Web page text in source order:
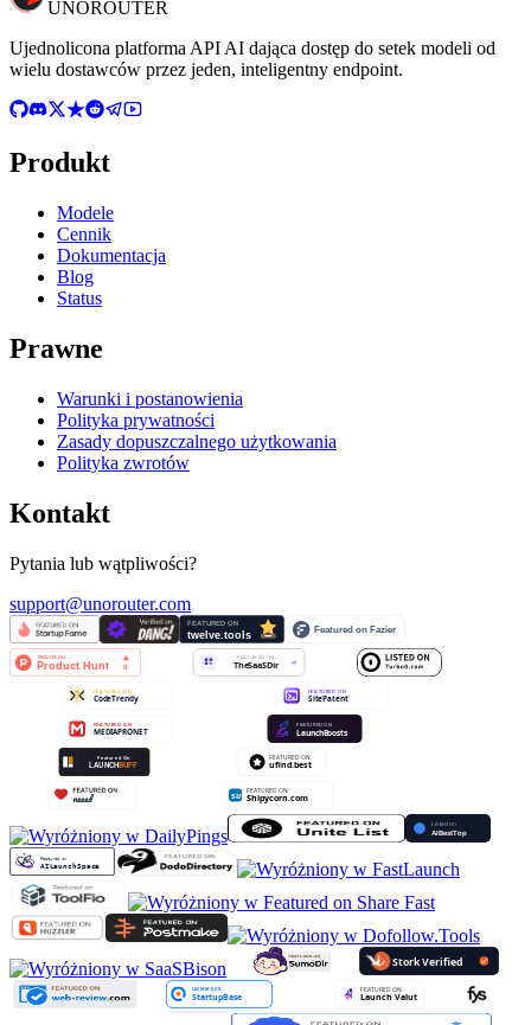
UNOROUTER
Ujednolicona platforma API AI dająca dostęp do setek modeli od
wielu dostawców przez jeden, inteligentny endpoint.
Produkt
Modele
Cennik
Dokumentacja
Blog
Status
Prawne
Warunki i postanowienia
Polityka prywatności
Zasady dopuszczalnego użytkowania
Polityka zwrotów
Kontakt
Pytania lub wątpliwości?
support@unorouter.com